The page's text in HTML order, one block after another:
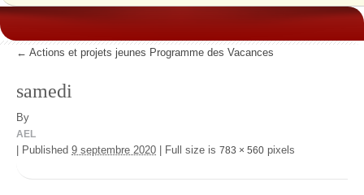
← Actions et projets jeunes Programme des Vacances
samedi
By
AEL
Published 9 septembre 2020 Full size is 783 × 560 pixels